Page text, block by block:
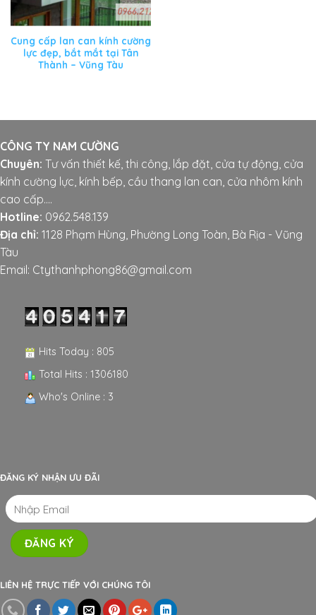
Cung cấp lan can kính cường
lực đẹp, bắt mắt tại Tân
Thành – Vũng Tàu
CÔNG TY NAM CƯỜNG
Chuyên: Tư vấn thiết kế, thi công, lắp đặt, cửa tự động, cửa
kính cường lực, kính bếp, cầu thang lan can, cửa nhôm kính
cao cấp....
Hotline: 0962.548.139
Địa chỉ: 1128 Phạm Hùng, Phường Long Toàn, Bà Rịa - Vũng
Tàu
Email: Ctythanhphong86@gmail.com
Hits Today : 805
Total Hits : 1306180
Who's Online : 3
ĐĂNG KÝ NHẬN ƯU ĐÃI
LIÊN HỆ TRỰC TIẾP VỚI CHÚNG TÔI